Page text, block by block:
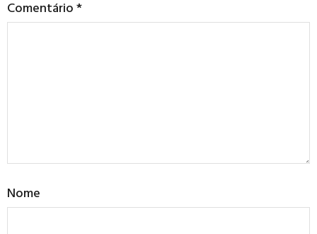
Comentário*
Nome